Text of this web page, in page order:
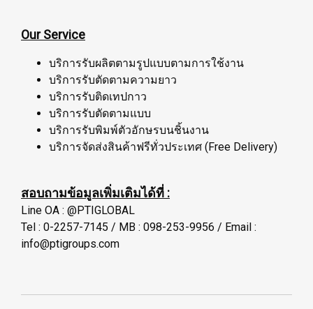
Our Service
บริการรับผลิตตามรูปแบบตามการใช้งาน
บริการรับตัดตามความยาว
บริการรับติดเทปกาว
บริการรับตัดตามแบบ
บริการรับพิมพ์ตัวอักษรบนชิ้นงาน
บริการจัดส่งสินค้าฟรีทั่วประเทศ (Free Delivery)
สอบถามข้อมูลเพิ่มเติมได้ที่ :
Line OA : @PTIGLOBAL
Tel : 0-2257-7145 / MB : 098-253-9956 / Email :
info@ptigroups.com